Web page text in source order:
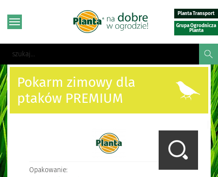
Planta Transport
Grupa Ogrodnicza
Planta
Pokarm zimowy dla
ptaków PREMIUM
Opakowanie: